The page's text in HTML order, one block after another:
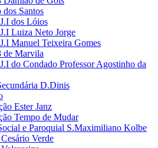
dos Santos
dos Lóios
Luiza Neto Jorge
Manuel Teixeira Gomes
de Marvila
do Condado Professor Agostinho da
D.Dinis
Ester Janz
Tempo de Mudar
e Paroquial S.Maximiliano Kolbe
Verde